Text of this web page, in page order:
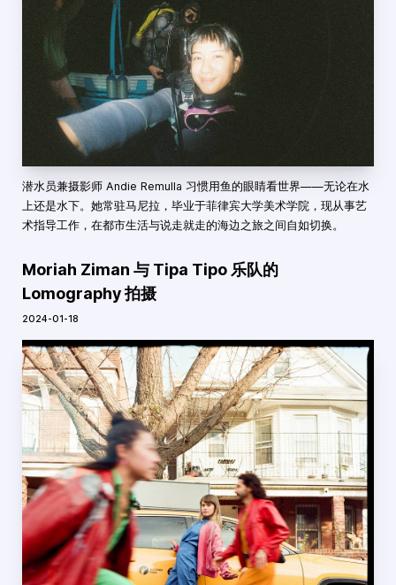
潜水员兼摄影师 Andie Remulla 习惯用鱼的眼睛看世界——无论在水
上还是水下。她常驻马尼拉，毕业于菲律宾大学美术学院，现从事艺
术指导工作，在都市生活与说走就走的海边之旅之间自如切换。
Moriah Ziman 与 Tipa Tipo 乐队的
Lomography 拍摄
2024-01-18